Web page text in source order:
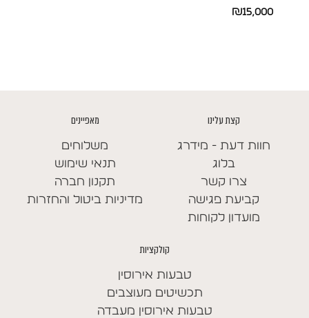
₪15,000
קצת עלינו
חוות דעת - מידרג
בלוג
צרו קשר
קביעת פגישה
מועדון לקוחות
מאפיינים
משלוחים
תנאי שימוש
תקנון חברה
מדיניות ביטול והחזרות
קולקציות
טבעות אירוסין
תכשיטים מעוצבים
טבעות אירוסין מעבדה